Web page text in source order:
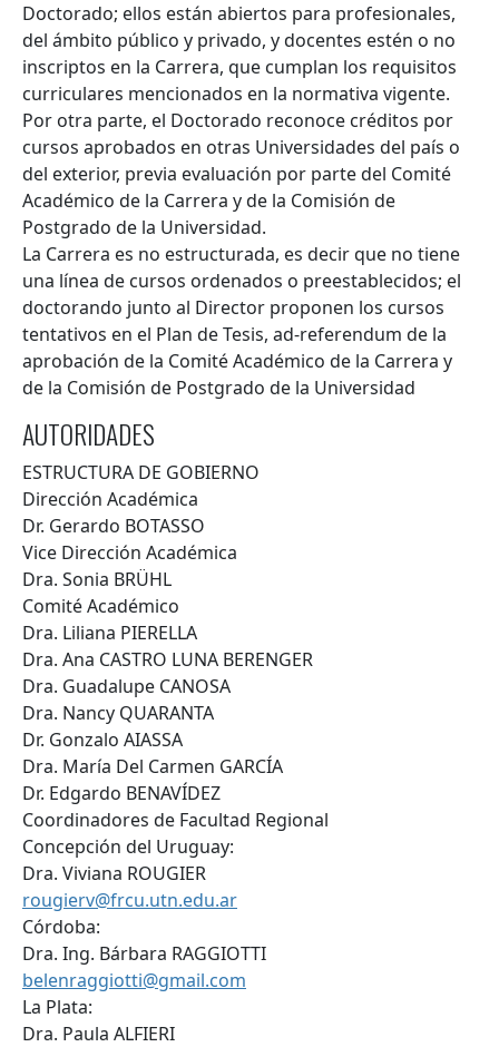
Doctorado; ellos están abiertos para profesionales,
del ámbito público y privado, y docentes estén o no
inscriptos en la Carrera, que cumplan los requisitos
curriculares mencionados en la normativa vigente.
Por otra parte, el Doctorado reconoce créditos por
cursos aprobados en otras Universidades del país o
del exterior, previa evaluación por parte del Comité
Académico de la Carrera y de la Comisión de
Postgrado de la Universidad.
La Carrera es no estructurada, es decir que no tiene
una línea de cursos ordenados o preestablecidos; el
doctorando junto al Director proponen los cursos
tentativos en el Plan de Tesis, ad-referendum de la
aprobación de la Comité Académico de la Carrera y
de la Comisión de Postgrado de la Universidad
AUTORIDADES
ESTRUCTURA DE GOBIERNO
Dirección Académica
Dr. Gerardo BOTASSO
Vice Dirección Académica
Dra. Sonia BRÜHL
Comité Académico
Dra. Liliana PIERELLA
Dra. Ana CASTRO LUNA BERENGER
Dra. Guadalupe CANOSA
Dra. Nancy QUARANTA
Dr. Gonzalo AIASSA
Dra. María Del Carmen GARCÍA
Dr. Edgardo BENAVÍDEZ
Coordinadores de Facultad Regional
Concepción del Uruguay:
Dra. Viviana ROUGIER
rougierv@frcu.utn.edu.ar
Córdoba:
Dra. Ing. Bárbara RAGGIOTTI
belenraggiotti@gmail.com
La Plata:
Dra. Paula ALFIERI